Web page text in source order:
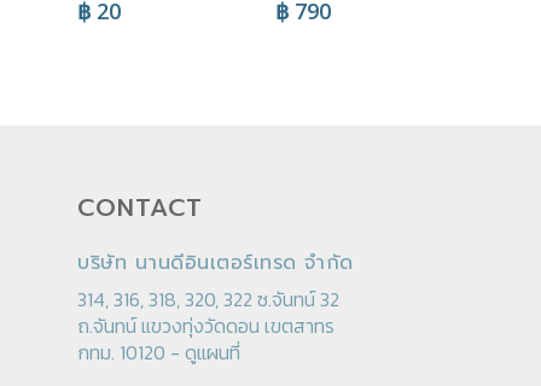
฿ 20 ฿790
CONTACT
บริษัท นานดีอินเตอร์เทรด จำกัด
314, 316, 318, 320, 322 ซ.จันทน์ 32
ถ.จันทน์ แขวงทุ่งวัดดอน เขตสาทร
กทม. 10120 - ดูแผนที่